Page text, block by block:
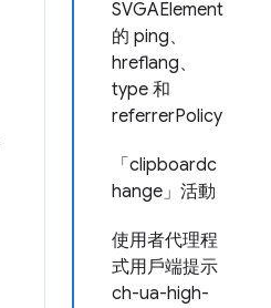
SVGAElement
的 ping、
hreflang、
type 和
referrerPolicy
「clipboardc
hange」活動
使用者代理程
式用戶端提示
ch-ua-high-